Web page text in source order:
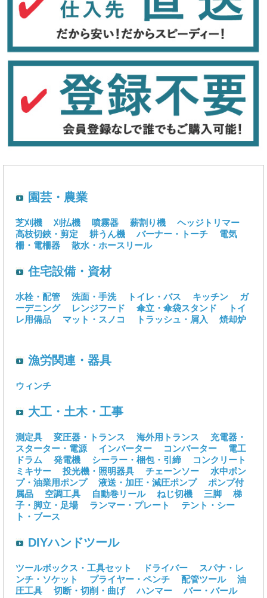
園芸・農業
芝刈機 刈払機 噴霧器 薪割り機
ヘッジトリマー
高枝切鋏・剪定
耕うん機 バーナー・トーチ
電気
柵・電柵器
散水・ホースリール
住宅設備・資材
水栓・配管 洗面・手洗 トイレ・バス キッチン
ガ
ーデニング
レンジフード 傘立・傘袋スタンド
トイ
レ用備品
マット・スノコ トラッシュ・屑入 焼却炉
漁労関連・器具
ウィンチ
大工・土木・工事
測定具 変圧器・トランス 海外用トランス
充電器・
スターター・電源
インバーター コンバーター
電工
ドラム
発電機 シーラー・梱包・引締
コンクリート
ミキサー
投光機・照明器具 チェーンソー
水中ポン
プ・油業用ポンプ
液送・加圧・減圧ポンプ
ポンプ付
属品
空調工具 自動巻リール ねじ切機 三脚
梯
子・脚立・足場
ランマー・プレート
テント・シー
ト・ブース
DIYハンドツール
ツールボックス・工具セット ドライバー
スパナ・レ
ンチ・ソケット
プライヤー・ペンチ 配管ツール
油
圧工具
切断・切削・曲げ ハンマー
バー・バール